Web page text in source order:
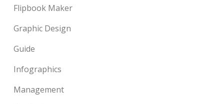
Flipbook Maker
Graphic Design
Guide
Infographics
Management